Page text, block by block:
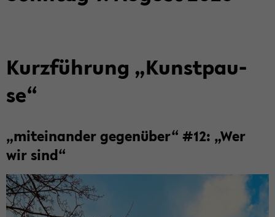
Kurz­füh­rung „Kunst­pau­
se“
„mit­ein­an­der ge­gen­über“ #12: „Wer
wir sind“